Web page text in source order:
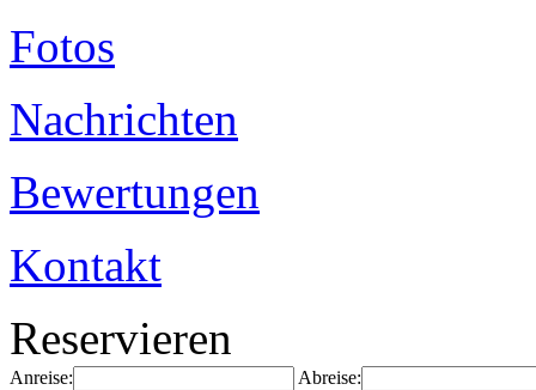
Fotos
Nachrichten
Bewertungen
Kontakt
Reservieren
Anreise: Abreise: